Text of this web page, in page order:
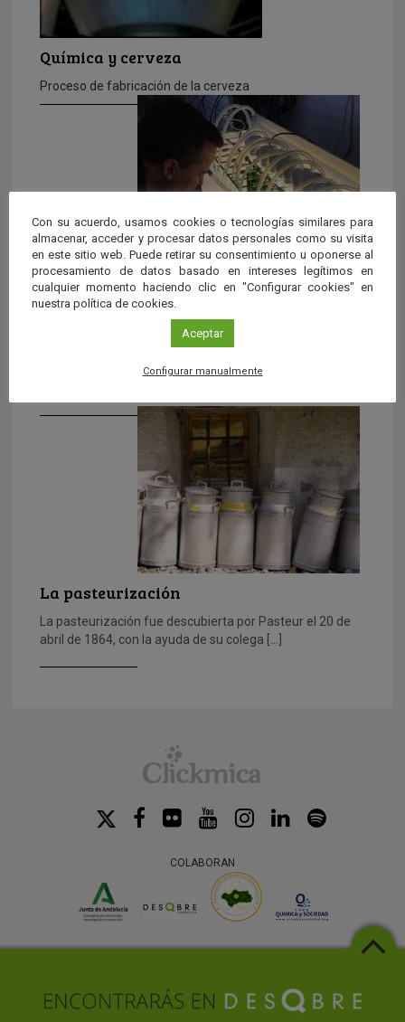
Química y cerveza
Proceso de fabricación de la cerveza
Aplican como fertilizante una microalga
cultivada en aguas residuales de la
industria cervecera
Un equipo de investigación del Departamento de
Ingeniería Química de la Universidad de Almería (UAL) ha
La pasteurización
La pasteurización fue descubierta por Pasteur el 20 de
abril de 1864, con la ayuda de su colega […]
COLABORAN
Con su acuerdo, usamos cookies o tecnologías similares para
almacenar, acceder y procesar datos personales como su visita
en este sitio web. Puede retirar su consentimiento u oponerse al
procesamiento de datos basado en intereses legítimos en
cualquier momento haciendo clic en "Configurar cookies" en
nuestra política de cookies.
Aceptar
Configurar manualmente